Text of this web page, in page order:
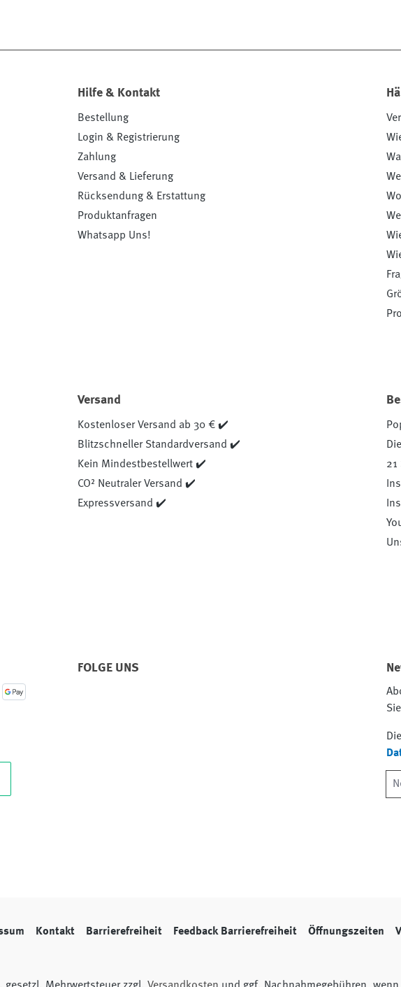
Hilfe & Kontakt
Bestellung
Login & Registrierung
Zahlung
Versand & Lieferung
Rücksendung & Erstattung
Produktanfragen
Whatsapp Uns!
Versand
Kostenloser Versand ab 30 € ✔️
Blitzschneller Standardversand ✔️
Kein Mindestbestellwert ✔️
CO² Neutraler Versand ✔️
Expressversand ✔️
21
FOLGE UNS
Kontakt Barrierefreiheit Feedback Barrierefreiheit Öffnungszeiten